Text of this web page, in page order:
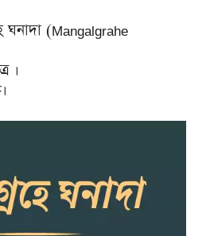
ঘনাদা (Mangalgrahe
।